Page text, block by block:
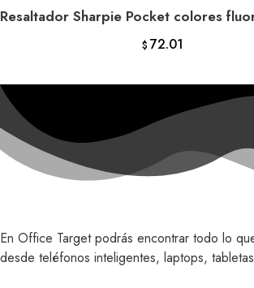
AÑADIR AL CARRITO
Resaltador Sharpie Pocket colores
$ 72.01
En Office Target podrás encontrar todo lo
desde teléfonos inteligentes, laptops,